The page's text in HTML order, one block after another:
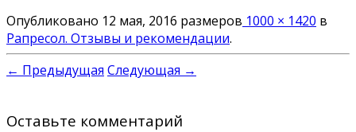
Опубликовано 12 мая, 2016 размеров 1000 × 1420 в
Рапресол. Отзывы и рекомендации.
← Предыдущая Следующая →
Оставьте комментарий